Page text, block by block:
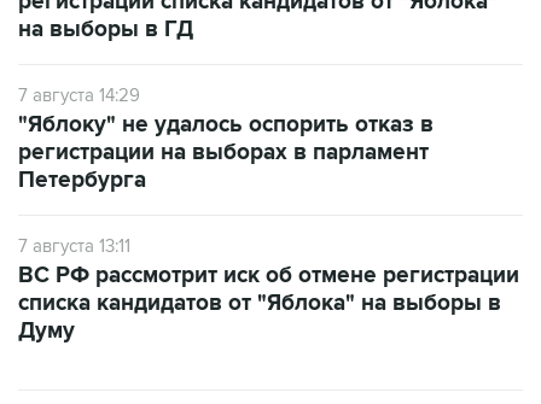
на выборы в ГД
7 августа 14:29
"Яблоку" не удалось оспорить отказ в
регистрации на выборах в парламент
Петербурга
7 августа 13:11
ВС РФ рассмотрит иск об отмене регистрации
списка кандидатов от "Яблока" на выборы в
Думу